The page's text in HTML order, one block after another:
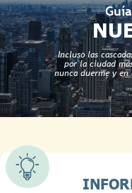
Incluso las
por la ciudad
nunca duerme y